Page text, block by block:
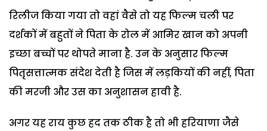
रिलीज किया गया तो वहां वैसे तो यह फिल्म चली पर
दर्शकों में बहुतों ने पिता के रोल में आमिर खान को अपनी
इच्छा बच्चों पर थोपते माना है. उन के अनुसार फिल्म
पितृसत्तात्मक संदेश देती है जिस में लड़कियों की नहीं, पिता
की मरजी और उस का अनुशासन हावी है.
अगर यह राय कुछ हद तक ठीक है तो भी हरियाणा जैसे